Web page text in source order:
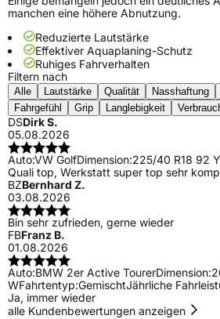
manchen eine höhere Abnutzung.
Reduzierte Lautstärke
Effektiver Aquaplaning-Schutz
Ruhiges Fahrverhalten
Filtern nach
Alle Lautstärke Qualität Nasshaftung
Fahrgefühl
Grip Langlebigkeit
DSDirk S.
05.08.2026
Auto:VW GolfDimension:225/40 R18 92 Y
Quali top, Werkstatt super top sehr
BZBernhard Z.
03.08.2026
Bin sehr zufrieden, gerne wieder
FBFranz B.
01.08.2026
Auto:BMW 2er Active TourerDimension:
WFahrtentyp:GemischtJährliche
Ja, immer wieder
alle Kundenbewertungen anzeigen